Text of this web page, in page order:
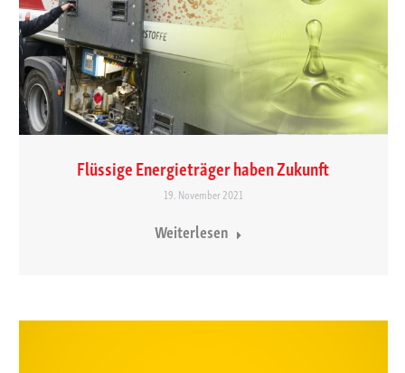
Flüssige Energieträger haben Zukunft
19. November 2021
Weiterlesen